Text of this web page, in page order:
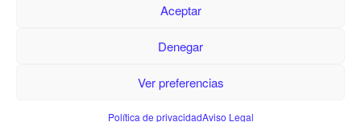
Aceptar
Denegar
Ver preferencias
Política de privacidadAviso Legal
Copyright © 2024 Jaestic S.L. Todos los derechos